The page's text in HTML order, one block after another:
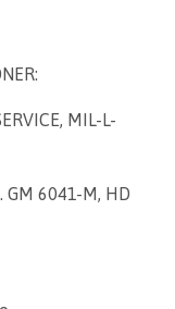
MIL-L-
GM 6041-M, HD